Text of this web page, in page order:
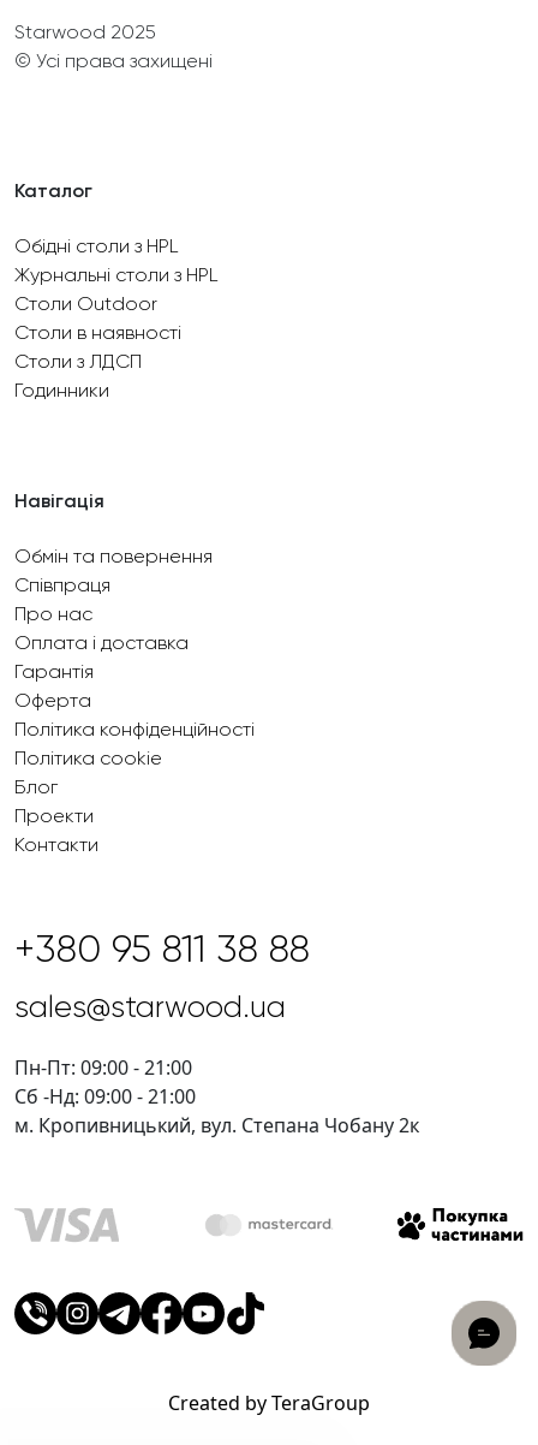
Starwood 2025
© Усі права захищені
Каталог
Обідні столи з HPL
Журнальні столи з HPL
Столи Outdoor
Столи в наявності
Столи з ЛДСП
Годинники
Навігація
Обмін та повернення
Співпраця
Про нас
Оплата і доставка
Гарантія
Оферта
Політика конфіденційності
Політика cookie
Блог
Проекти
Контакти
+380 95 811 38 88
sales@starwood.ua
Пн-Пт: 09:00 - 21:00
Сб -Нд: 09:00 - 21:00
м. Кропивницький, вул. Степана Чобану 2к
Created by TeraGroup